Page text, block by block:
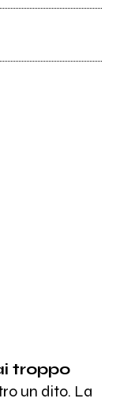
troppo
un dito. La